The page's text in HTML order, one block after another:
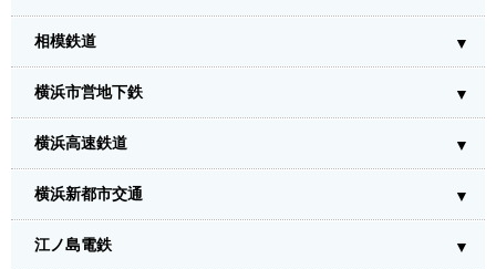
相模鉄道
横浜市営地下鉄
横浜高速鉄道
横浜新都市交通
江ノ島電鉄